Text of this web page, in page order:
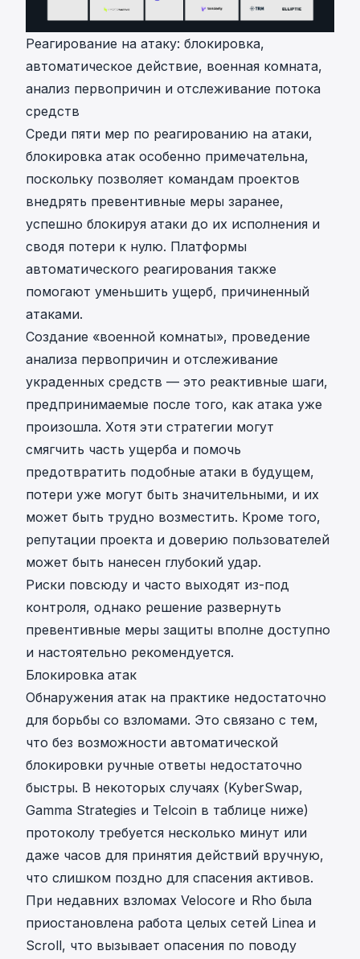
Реагирование на атаку: блокировка,
автоматическое действие, военная комната,
анализ первопричин и отслеживание потока
средств
Среди пяти мер по реагированию на атаки,
блокировка атак особенно примечательна,
поскольку позволяет командам проектов
внедрять превентивные меры заранее,
успешно блокируя атаки до их исполнения и
сводя потери к нулю. Платформы
автоматического реагирования также
помогают уменьшить ущерб, причиненный
атаками.
Создание «военной комнаты», проведение
анализа первопричин и отслеживание
украденных средств — это реактивные шаги,
предпринимаемые после того, как атака уже
произошла. Хотя эти стратегии могут
смягчить часть ущерба и помочь
предотвратить подобные атаки в будущем,
потери уже могут быть значительными, и их
может быть трудно возместить. Кроме того,
репутации проекта и доверию пользователей
может быть нанесен глубокий удар.
Риски повсюду и часто выходят из-под
контроля, однако решение развернуть
превентивные меры защиты вполне доступно
и настоятельно рекомендуется.
Блокировка атак
Обнаружения атак на практике недостаточно
для борьбы со взломами. Это связано с тем,
что без возможности автоматической
блокировки ручные ответы недостаточно
быстры. В некоторых случаях (KyberSwap,
Gamma Strategies и Telcoin в таблице ниже)
протоколу требуется несколько минут или
даже часов для принятия действий вручную,
что слишком поздно для спасения активов.
При недавних взломах Velocore и Rho была
приостановлена работа целых сетей Linea и
Scroll, что вызывает опасения по поводу